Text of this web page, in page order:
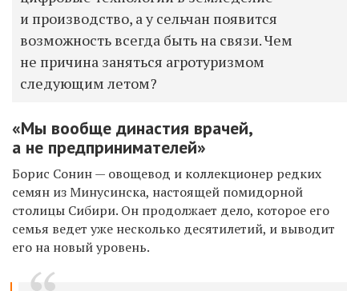
и производство, а у сельчан появится
возможность всегда быть на связи. Чем
не причина заняться агротуризмом
следующим летом?
«Мы вообще династия врачей,
а не предпринимателей»
Борис Сонин — овощевод и коллекционер редких
семян из Минусинска, настоящей помидорной
столицы Сибири. Он продолжает дело, которое его
семья ведет уже несколько десятилетий, и выводит
его на новый уровень.